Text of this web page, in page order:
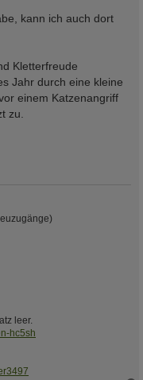
kann ich auch dort
Kletterfreude
Jahr durch eine kleine
einem Katzenangriff
zu.
leer.
hc5sh